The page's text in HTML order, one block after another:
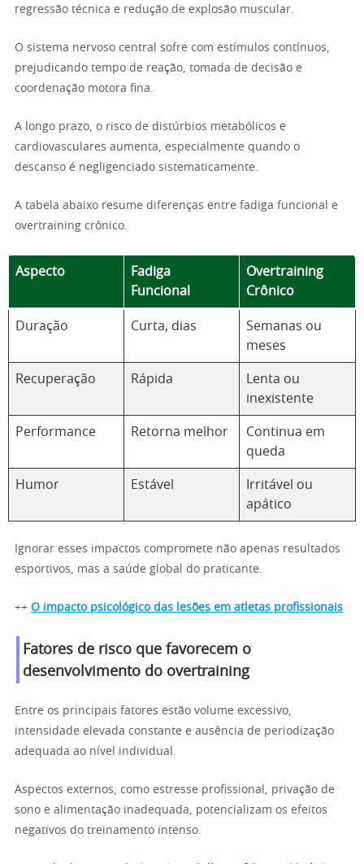
regressão técnica e redução de explosão muscular.
O sistema nervoso central sofre com estímulos contínuos,
prejudicando tempo de reação, tomada de decisão e
coordenação motora fina.
A longo prazo, o risco de distúrbios metabólicos e
cardiovasculares aumenta, especialmente quando o
descanso é negligenciado sistematicamente.
A tabela abaixo resume diferenças entre fadiga funcional e
overtraining crônico.
Aspecto
Fadiga
Funcional
Overtraining
Crônico
Duração Curta, dias
Semanas ou
meses
Recuperação Rápida
Lenta ou
inexistente
Performance Retorna melhor
Continua em
queda
Humor Estável
Irritável ou
apático
Ignorar esses impactos compromete não apenas resultados
esportivos, mas a saúde global do praticante.
++ O impacto psicológico das lesões em atletas profissionais
Fatores de risco que favorecem o
desenvolvimento do overtraining
Entre os principais fatores estão volume excessivo,
intensidade elevada constante e ausência de periodização
adequada ao nível individual.
Aspectos externos, como estresse profissional, privação de
sono e alimentação inadequada, potencializam os efeitos
negativos do treinamento intenso.